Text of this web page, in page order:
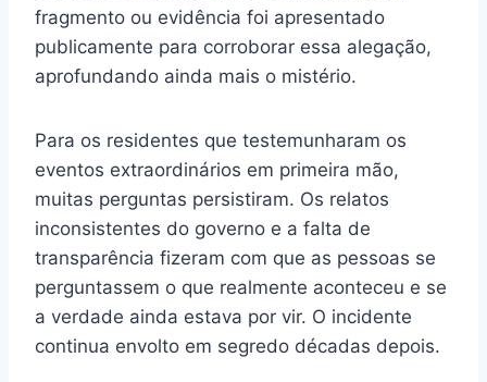
fragmento ou evidência foi apresentado
publicamente para corroborar essa alegação,
aprofundando ainda mais o mistério.
Para os residentes que testemunharam os
eventos extraordinários em primeira mão,
muitas perguntas persistiram. Os relatos
inconsistentes do governo e a falta de
transparência fizeram com que as pessoas se
perguntassem o que realmente aconteceu e se
a verdade ainda estava por vir. O incidente
continua envolto em segredo décadas depois.